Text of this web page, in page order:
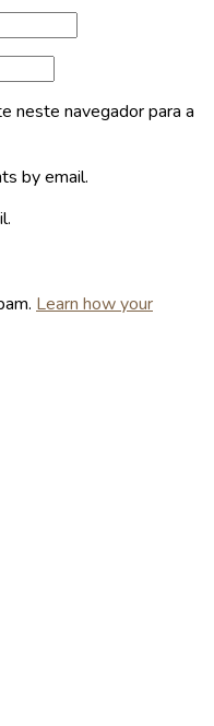
neste navegador para a
by email.
Learn how your